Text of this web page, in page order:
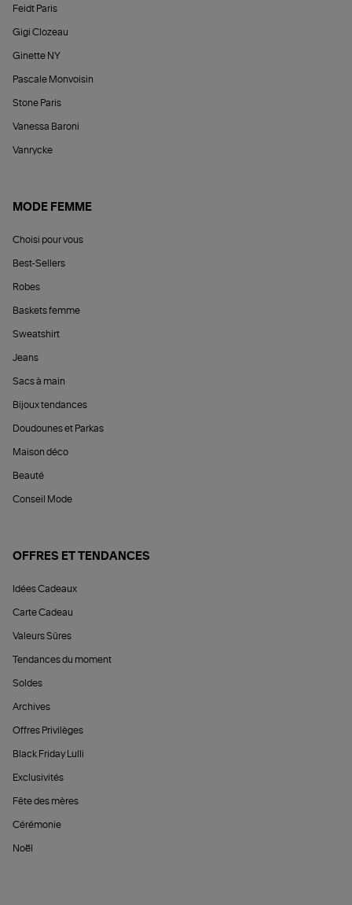
Feidt Paris
Gigi Clozeau
Ginette NY
Pascale Monvoisin
Stone Paris
Vanessa Baroni
Vanrycke
MODE FEMME
Choisi pour vous
Best-Sellers
Robes
Baskets femme
Sweatshirt
Jeans
Sacs à main
Bijoux tendances
Doudounes et Parkas
Maison déco
Beauté
Conseil Mode
OFFRES ET TENDANCES
Idées Cadeaux
Carte Cadeau
Valeurs Sûres
Tendances du moment
Soldes
Archives
Offres Privilèges
Black Friday Lulli
Exclusivités
Fête des mères
Cérémonie
Noël